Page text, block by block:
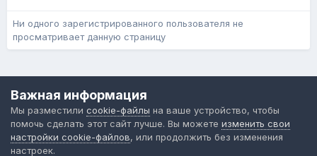
Ни одного зарегистрированного пользователя не
просматривает данную страницу
Форум общественного транспорта
Powered by Invision Community
Важная информация
Мы разместили cookie-файлы на ваше устройство, чтобы
помочь сделать этот сайт лучше. Вы можете изменить свои
настройки cookie-файлов, или продолжить без изменения
настроек.